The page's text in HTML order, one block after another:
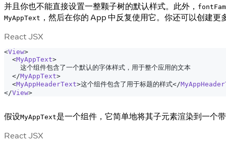
并且你也不能直接设置一整颗子树的默认样式。此外，
MyAppText ，然后在你的 App 中反复使用它。你还可以创建更
React JSX
<View>
<MyAppText>
    这个组件包含了一个默认的字体样式，用于整个应用的文本
</MyAppText>
<MyAppHeaderText>这个组件包含了用于标题的样式</
</View>
假设MyAppText是一个组件，它简单地将其子元素渲染到一个
React JSX